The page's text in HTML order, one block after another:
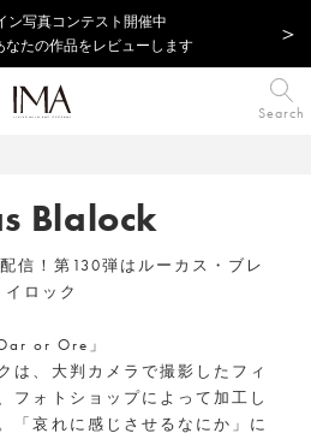
ン写真コンテスト開催中
なたの作品をレビューします
Search
Blalock
信！第130弾はルーカス・ブレ
イロック
or Ore」
は、大判カメラで撮影したフィ
フォトショップによって加工し
「哀れに感じさせるなにか」に